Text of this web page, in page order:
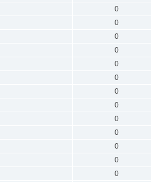
0
0
0
0
0
0
0
0
0
0
0
0
0